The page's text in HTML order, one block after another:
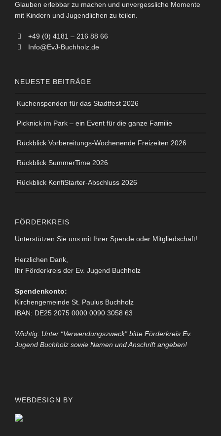
Glauben erlebbar zu machen und unvergessliche Momente
mit Kindern und Jugendlichen zu teilen.
+49 (0) 4181 – 216 88 66
Info@EvJ-Buchholz.de
NEUESTE BEITRÄGE
Kuchenspenden für das Stadtfest 2026
Picknick im Park – ein Event für die ganze Familie
Rückblick Vorbereitungs-Wochenende Freizeiten 2026
Rückblick SummerTime 2026
Rückblick KonfiStarter-Abschluss 2026
FÖRDERKREIS
Unterstützen Sie uns mit Ihrer Spende oder Mitgliedschaft!
Herzlichen Dank,
Ihr Förderkreis der Ev. Jugend Buchholz
Spendenkonto:
Kirchengemeinde St. Paulus Buchholz
IBAN: DE25 2075 0000 0090 3058 63
Wichtig: Unter “Verwendungszweck” bitte Förderkreis Ev.
Jugend Buchholz sowie Namen und Anschrift angeben!
WEBDESIGN BY